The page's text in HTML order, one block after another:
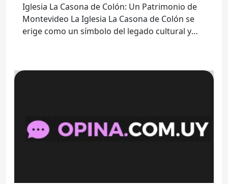
Iglesia La Casona de Colón: Un Patrimonio de
Montevideo La Iglesia La Casona de Colón se
erige como un símbolo del legado cultural y